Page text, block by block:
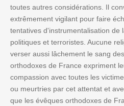
toutes autres considérations. Il
extrêmement vigilant pour faire
tentatives d'instrumentalisation de
politiques et terroristes. Aucune
verser aussi lâchement le sang
orthodoxes de France expriment
compassion avec toutes les
ou meurtries par cet attentat et
que les évêques orthodoxes de